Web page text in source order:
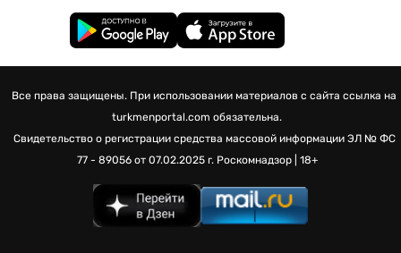
Все права защищены. При использовании материалов с сайта ссылка на
turkmenportal.com обязательна.
Свидетельство о регистрации средства массовой информации ЭЛ № ФС
77 - 89056 от 07.02.2025 г. Роскомнадзор | 18+